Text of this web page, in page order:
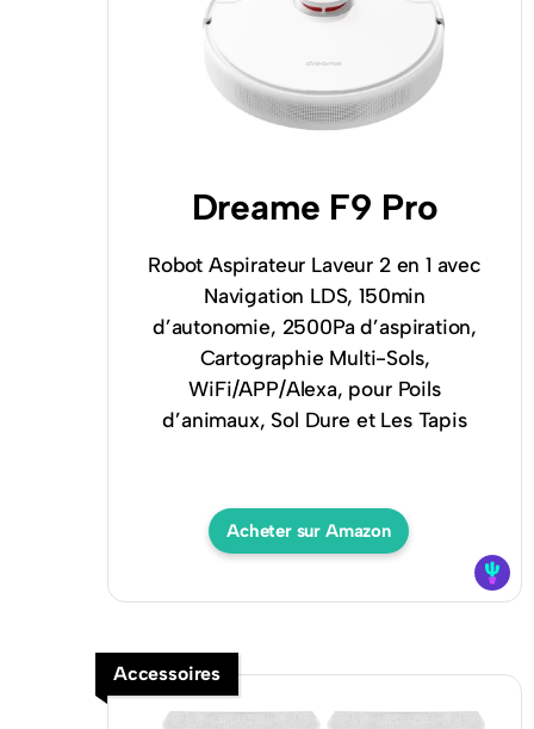
Dreame F9 Pro
Robot Aspirateur Laveur 2 en 1 avec
Navigation LDS, 150min
d’autonomie, 2500Pa d’aspiration,
Cartographie Multi-Sols,
WiFi/APP/Alexa, pour Poils
d’animaux, Sol Dure et Les Tapis
Acheter sur Amazon
Accessoires